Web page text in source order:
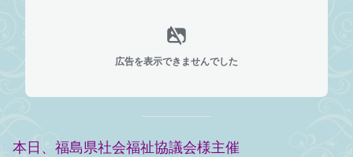
広告を表示できませんでした
本日、福島県社会福祉協議会様主催